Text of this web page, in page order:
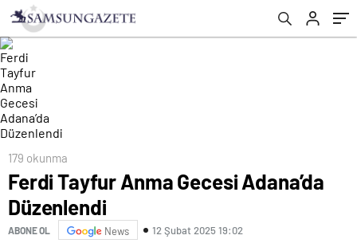
179 okunma
Ferdi Tayfur Anma Gecesi Adana’da
Düzenlendi
ABONE OL News 12 Şubat 2025 19:02